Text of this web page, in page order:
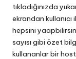
tıkladığınızda
ekrandan
hepsini
sayısı gibi özet
kullananlar bir